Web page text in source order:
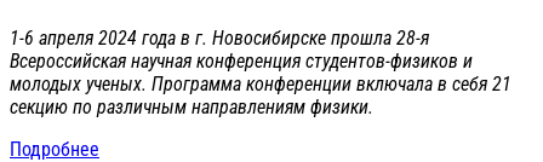
1-6 апреля 2024 года в г. Новосибирске прошла 28-я
Всероссийская научная конференция студентов-физиков и
молодых ученых. Программа конференции включала в себя 21
секцию по различным направлениям физики.
Подробнее